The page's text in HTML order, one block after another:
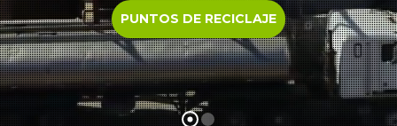
PUNTOS DE RECICLAJE